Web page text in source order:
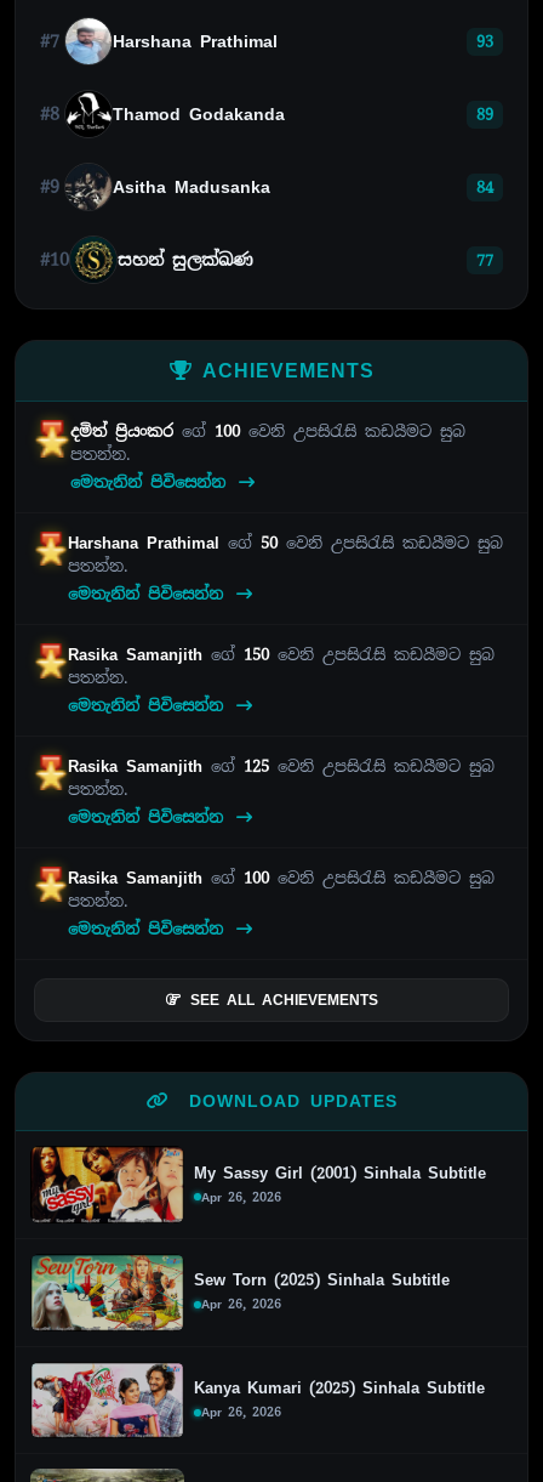
#7 Harshana Prathimal 93
#8 Thamod Godakanda 89
#9 Asitha Madusanka 84
#10 සහන් සුලක්ඛණ 77
ACHIEVEMENTS
දමිත් ප්‍රියංකරගේ 100වෙනි උපසිරැසි කඩයීමට සුබ
පතන්න.
මෙතැනින් පිවිසෙන්න
Harshana Prathimal ගේ 50වෙනි උපසිරැසි කඩයීමට සුබ
පතන්න.
මෙතැනින් පිවිසෙන්න
Rasika Samanjithගේ 150වෙනි උපසිරැසි කඩයීමට සුබ
පතන්න.
මෙතැනින් පිවිසෙන්න
Rasika Samanjithගේ 125 වෙනි උපසිරැසි කඩයීමට සුබ
පතන්න.
මෙතැනින් පිවිසෙන්න
Rasika Samanjithගේ 100වෙනි උපසිරැසි කඩයීමට සුබ
පතන්න.
මෙතැනින් පිවිසෙන්න
SEE ALL ACHIEVEMENTS
DOWNLOAD UPDATES
My Sassy Girl (2001) Sinhala Subtitle
Apr 26, 2026
Sew Torn (2025) Sinhala Subtitle
Apr 26, 2026
Kanya Kumari (2025) Sinhala Subtitle
Apr 26, 2026